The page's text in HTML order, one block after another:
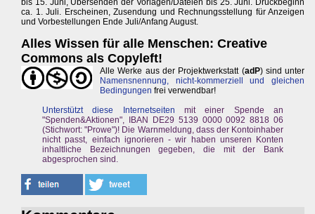
bis 15. Juni, Übersenden der Vorlagen/Dateien bis 25. Juni. Druckbeginn
ca. 1. Juli. Erscheinen, Zusendung und Rechnungsstellung für Anzeigen
und Vorbestellungen Ende Juli/Anfang August.
Alles Wissen für alle Menschen: Creative
Commons als Copyleft!
Alle Werke aus der Projektwerkstatt (adP) sind unter
Namensnennung, nicht-kommerziell und gleichen
Bedingungen frei verwendbar!
Unterstützt diese Internetseiten mit einer Spende an
"Spenden&Aktionen", IBAN DE29 5139 0000 0092 8818 06
(Stichwort: "Prowe")! Die Warnmeldung, dass der Kontoinhaber
nicht passt, einfach ignorieren - wir haben unseren Konten
inhaltliche Bezeichnungen gegeben, die mit der Bank
abgesprochen sind.